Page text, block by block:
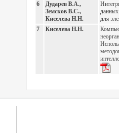
6
Дударев В.А.,
Земсков В.С.,
Киселева Н.Н.
для
7
Киселева Н.Н.